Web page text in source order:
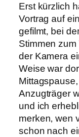
Erst kürzlich
Vortrag auf
gefilmt, bei
Stimmen
der Kamera
Weise war
Anzugträger
und ich
merken, wen
schon nach